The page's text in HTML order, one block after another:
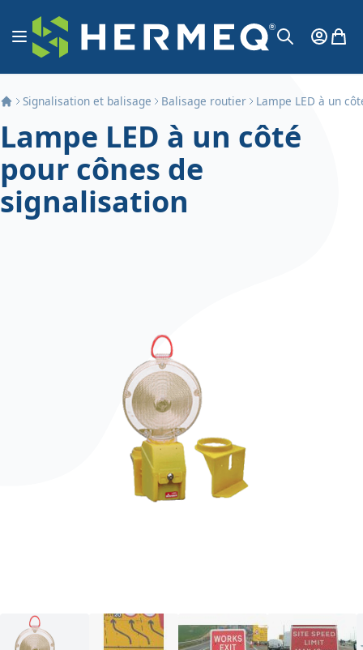
Aller au contenu
Affichage navigation
MonMon
Signalisation et balisage Balisage routier Lampe LED à un
Lampe LED à un côté
pour cônes de
signalisation